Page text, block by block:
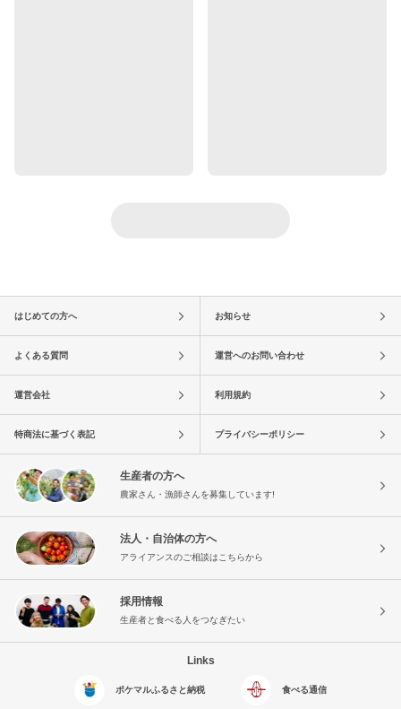
はじめての方へ お知らせ
よくある質問 運営へのお問い合わせ
運営会社 利用規約
特商法に基づく表記 プライバシーポリシー
生産者の方へ
農家さん・漁師さんを募集しています!
法人・自治体の方へ
アライアンスのご相談はこちらから
採用情報
生産者と食べる人をつなぎたい
Links
ポケマルふるさと納税 食べる通信